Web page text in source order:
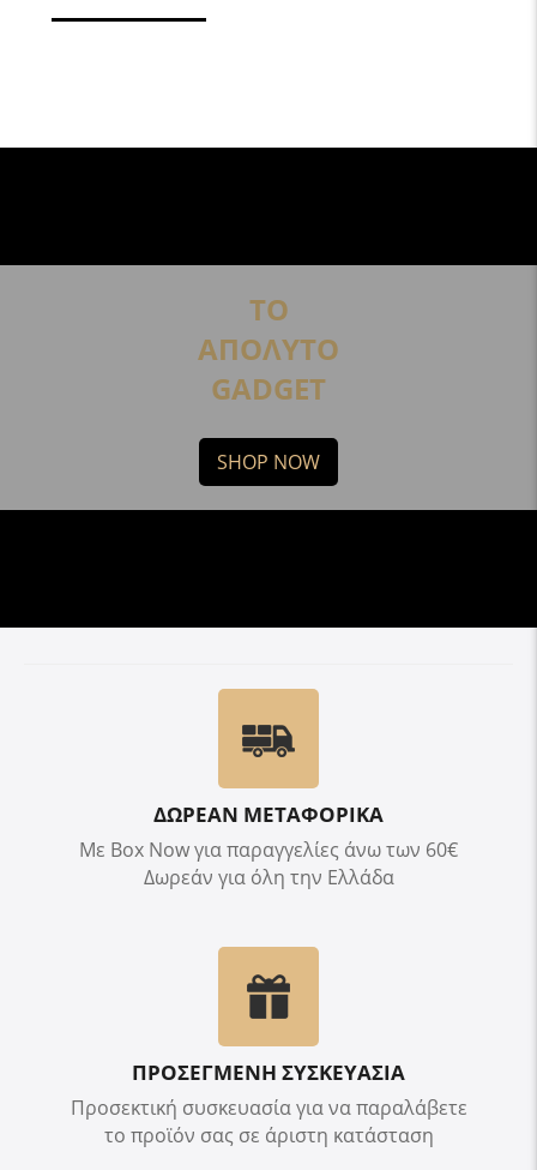
ΤΟ
ΑΠΟΛΥΤΟ
GADGET
SHOP NOW
ΔΩΡΕΑΝ ΜΕΤΑΦΟΡΙΚΑ
Με Box Now για παραγγελίες άνω των 60€
Δωρεάν για όλη την Ελλάδα
ΠΡΟΣΕΓΜΕΝΗ ΣΥΣΚΕΥΑΣΙΑ
Προσεκτική συσκευασία για να παραλάβετε
το προϊόν σας σε άριστη κατάσταση